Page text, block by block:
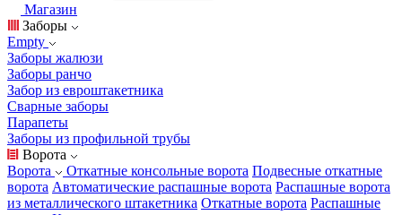
Магазин
Заборы
Empty
Заборы жалюзи
Заборы ранчо
Забор из евроштакетника
Сварные заборы
Парапеты
Заборы из профильной трубы
Ворота
Ворота
Откатные консольные ворота Подвесные откатные
ворота Автоматические распашные ворота Распашные ворота
из металлического штакетника Откатные ворота Распашные